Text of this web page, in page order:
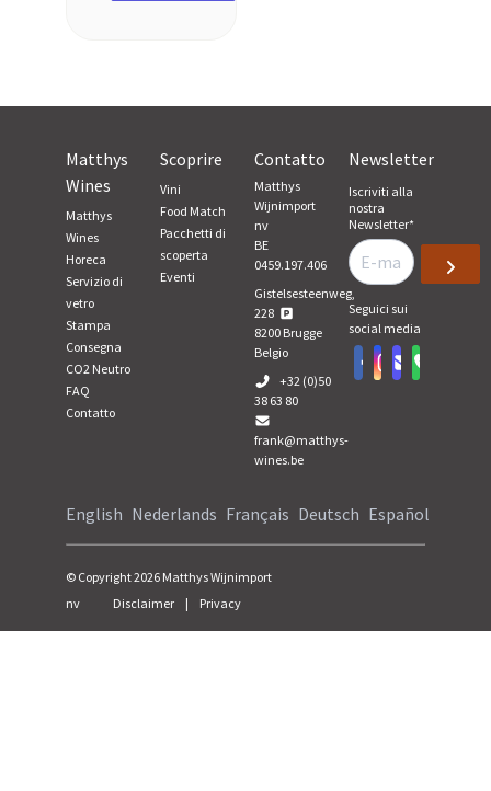
Matthys
Wines
Matthys
Wines
Horeca
Servizio di
vetro
Stampa
Consegna
CO2 Neutro
FAQ
Contatto
Scoprire
Vini
Food Match
Pacchetti di
scoperta
Eventi
Contatto
Matthys
Wijnimport
nv
BE
0459.197.406
Gistelsesteenweg,
228
8200 Brugge
Belgio
+32 (0)50
38 63 80
frank@matthys-
wines.be
Newsletter
Iscriviti alla
nostra
Newsletter*
Seguici sui
social media
English Nederlands Français Deutsch Español
© Copyright2026 Matthys Wijnimport
nv
Disclaimer | Privacy